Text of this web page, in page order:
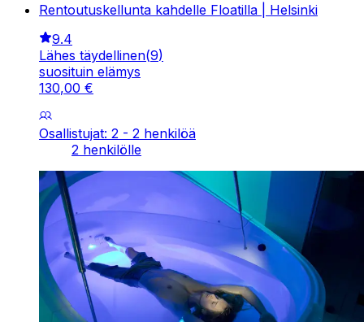
Rentoutuskellunta kahdelle Floatilla | Helsinki
9.4
Lähes täydellinen(9)
suosituin elämys
130,00 €
Osallistujat: 2 - 2 henkilöä
2 henkilölle